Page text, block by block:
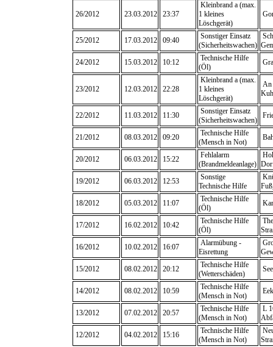
26/2012 23.03.2012 23:37
Kleinbrand a (max.
1 kleines
Löschgerät)
25/2012 17.03.2012 09:40
Sonstiger Einsatz
(Sicherheitswachen)
24/2012
15.03.2012 10:12
Technische Hilfe
(Öl)
23/2012 12.03.2012 22:28
Kleinbrand a (max.
1 kleines
Löschgerät)
An
22/2012 11.03.2012 11:30
Sonstiger Einsatz
(Sicherheitswachen)
21/2012 08.03.2012 09:20
Technische Hilfe
(Mensch in Not)
20/2012 06.03.2012 15:22
Fehlalarm
(Brandmeldeanlage)
19/2012
06.03.2012 12:53
Sonstige
Technische Hilfe
18/2012
05.03.2012 11:07
Technische Hilfe
(Öl)
17/2012 16.02.2012 10:42
Technische Hilfe
(Öl)
16/2012
10.02.2012 16:07
Alarmübung -
Eisrettung
15/2012
08.02.2012 20:12
Technische Hilfe
(Wetterschäden)
14/2012 08.02.2012 10:59
Technische Hilfe
(Mensch in Not)
13/2012 07.02.2012 20:57
Technische Hilfe
(Mensch in Not)
L
12/2012
04.02.2012 15:16
Technische Hilfe
(Mensch in Not)